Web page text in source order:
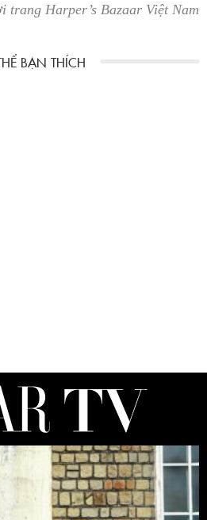
trang Harper’s Bazaar Việt Nam